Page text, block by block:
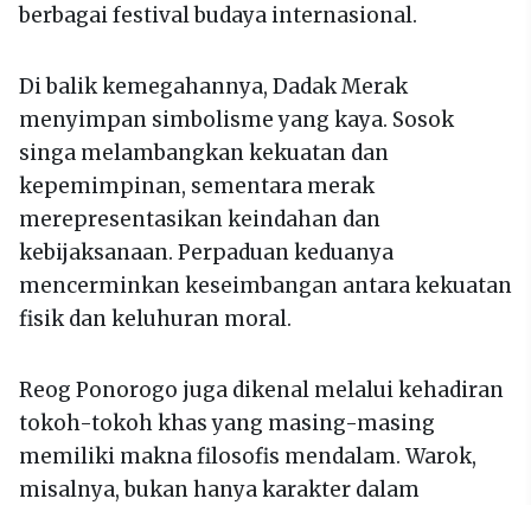
berbagai festival budaya internasional.
Di balik kemegahannya, Dadak Merak
menyimpan simbolisme yang kaya. Sosok
singa melambangkan kekuatan dan
kepemimpinan, sementara merak
merepresentasikan keindahan dan
kebijaksanaan. Perpaduan keduanya
mencerminkan keseimbangan antara kekuatan
fisik dan keluhuran moral.
Reog Ponorogo juga dikenal melalui kehadiran
tokoh-tokoh khas yang masing-masing
memiliki makna filosofis mendalam. Warok,
misalnya, bukan hanya karakter dalam